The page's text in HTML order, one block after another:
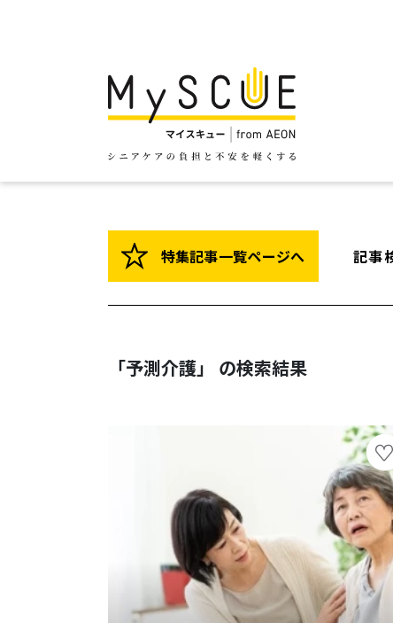
特集記事一覧ページへ 記事
「予測介護」 の検索結果